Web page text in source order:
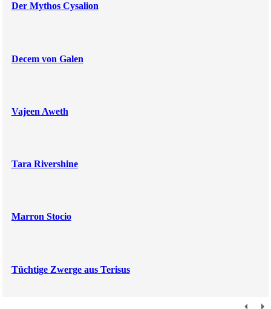
Der Mythos Cysalion
Decem von Galen
Vajeen Aweth
Tara Rivershine
Marron Stocio
Tüchtige Zwerge aus Terisus